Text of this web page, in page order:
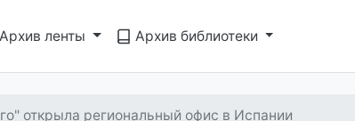
Архив ленты Архив библиотеки
открыла региональный офис в Испании